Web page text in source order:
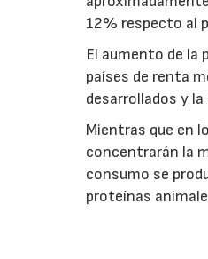
12% respecto al
El aumento de la
países de renta
desarrollados y
Mientras que en
concentrarán la
consumo se
proteínas